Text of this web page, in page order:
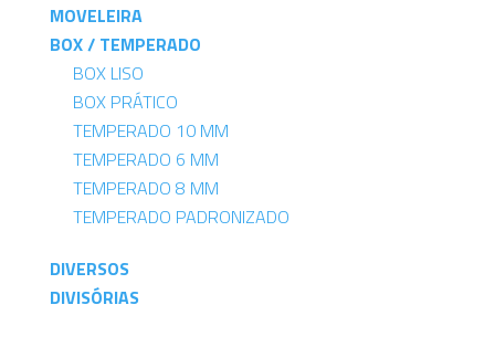
MOVELEIRA
BOX / TEMPERADO
BOX LISO
BOX PRÁTICO
TEMPERADO 10 MM
TEMPERADO 6 MM
TEMPERADO 8 MM
TEMPERADO PADRONIZADO
DIVERSOS
DIVISÓRIAS